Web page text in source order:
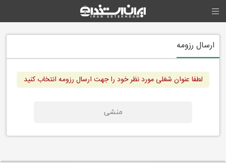
ارسال رزومه
لطفا عنوان شغلی مورد نظر خود را جهت ارسال رزومه انتخاب کنید
منشی